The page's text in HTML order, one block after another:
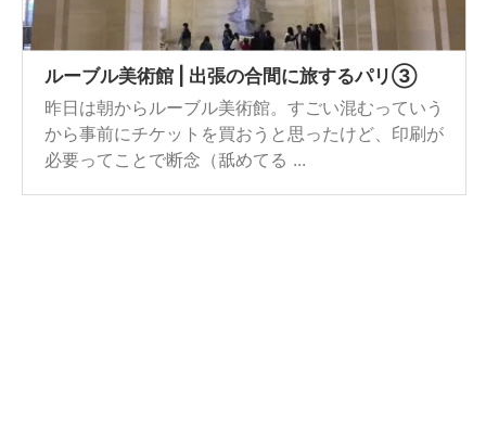
ルーブル美術館 | 出張の合間に旅するパリ③
昨日は朝からルーブル美術館。すごい混むっていう
から事前にチケットを買おうと思ったけど、印刷が
必要ってことで断念（舐めてる ...